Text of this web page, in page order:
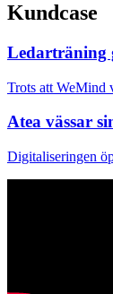
Kundcase
Ledarträning
Trots att WeMind
Atea vässar
Digitaliseringen